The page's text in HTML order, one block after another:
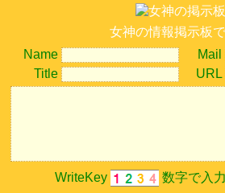
女神の情報掲示板で
Name
Mail
Title
URL
WriteKey 数字で入